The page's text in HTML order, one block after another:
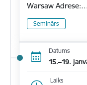
Warsaw Adrese:…
Seminārs
Datums
15.–19.
Laiks